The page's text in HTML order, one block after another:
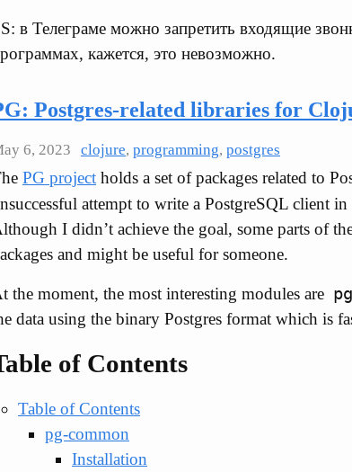
в Телеграме можно запретить входящие
кажется, это невозможно.
Postgres-related libraries for
6, 2023 clojure, programming, postgres
PG project holds a set of packages related to
attempt to write a PostgreSQL client
I didn’t achieve the goal, some parts of
and might be useful for someone.
the moment, the most interesting modules are
data using the binary Postgres format which is
of Contents
Table of Contents
pg-common
Installation